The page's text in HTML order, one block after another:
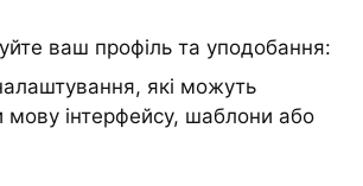
ваш профіль та уподобання:
які можуть
мову інтерфейсу, шаблони або